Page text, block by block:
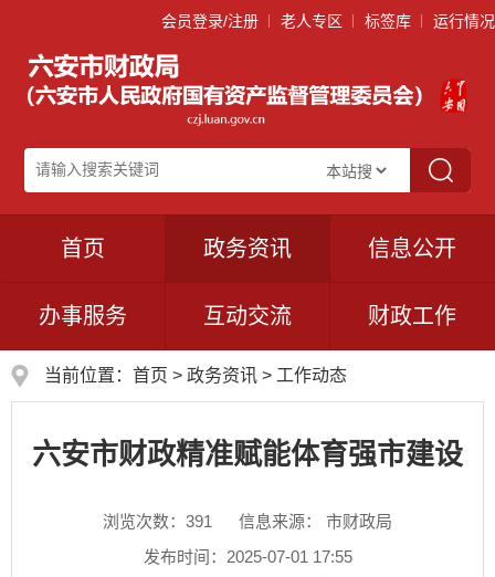
会员登录/注册 老人专区 标签库 运行情况
首页 政务资讯 信息公开
办事服务 互动交流 财政工作
当前位置： 首页 > 政务资讯 > 工作动态
六安市财政精准赋能体育强市建设
浏览次数： 391
信息来源： 市财政局
发布时间：2025-07-01 17:55